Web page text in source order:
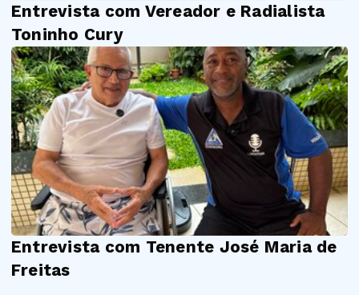
Entrevista com Vereador e Radialista
Toninho Cury
Entrevista com Tenente José Maria de
Freitas